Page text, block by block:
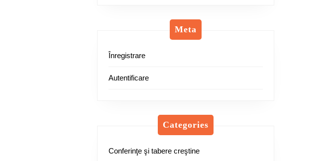
Meta
Înregistrare
Autentificare
Categories
Conferinţe şi tabere creştine